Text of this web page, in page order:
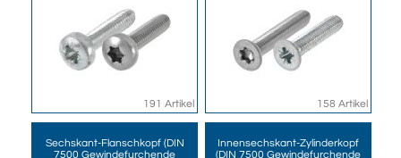
191 Artikel 158 Artikel
Sechskant-Flanschkopf (DIN
7500 Gewindefurchende
Innensechskant-Zylinderkopf
(DIN 7500 Gewindefurchende